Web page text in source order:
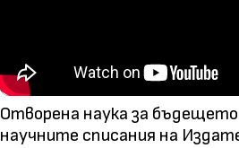
Отворена наука за
научните списания на